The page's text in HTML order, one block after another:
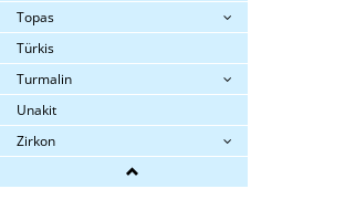
Topas
Türkis
Turmalin
Unakit
Zirkon